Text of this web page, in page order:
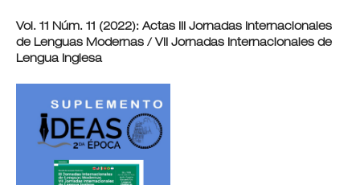
Vol. 11 Núm. 11 (2022): Actas III Jornadas Internacionales
de Lenguas Modernas / VII Jornadas Internacionales de
Lengua Inglesa